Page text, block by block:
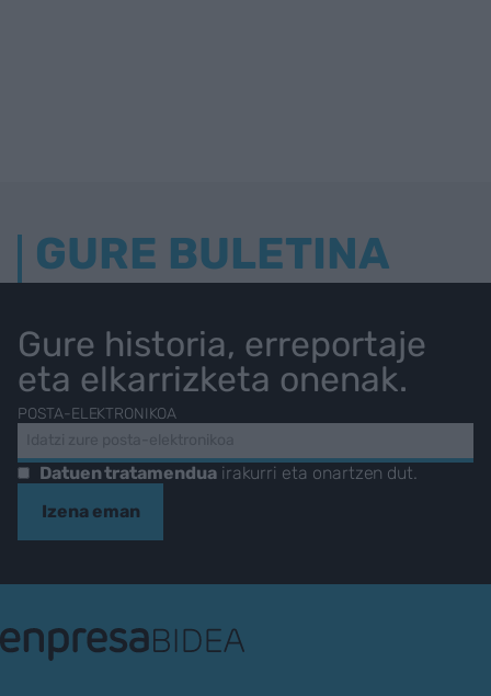
GURE BULETINA
Gure historia, erreportaje
eta elkarrizketa onenak.
POSTA-ELEKTRONIKOA
Datuen tratamenduairakurri eta onartzen dut.
Izena eman